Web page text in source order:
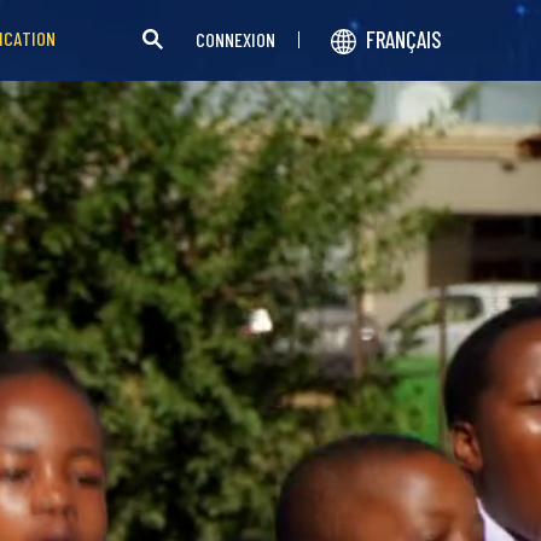
CONNEXION FRANÇAIS